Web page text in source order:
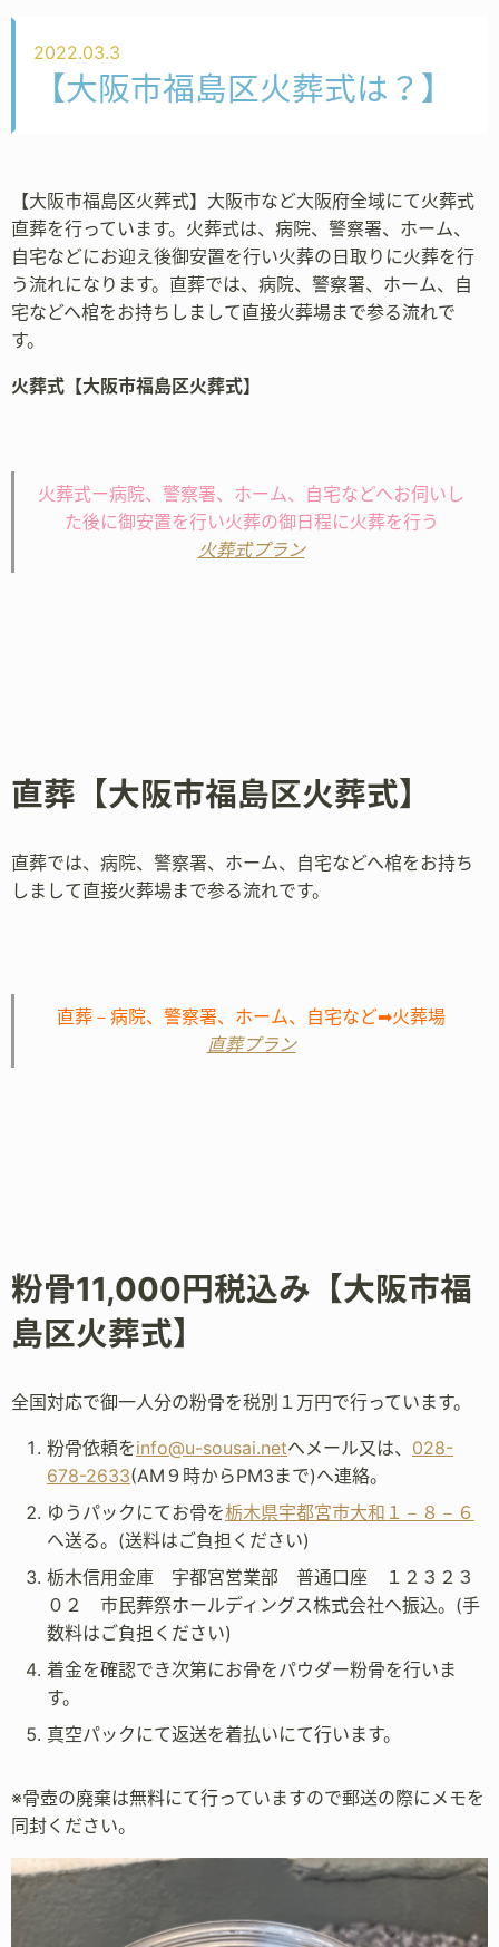
2022.03.3
【大阪市福島区火葬式は？】
【大阪市福島区火葬式】大阪市など大阪府全域にて火葬式
直葬を行っています。火葬式は、病院、警察署、ホーム、
自宅などにお迎え後御安置を行い火葬の日取りに火葬を行
う流れになります。直葬では、病院、警察署、ホーム、自
宅などへ棺をお持ちしまして直接火葬場まで参る流れで
す。
火葬式【大阪市福島区火葬式】
火葬式ー病院、警察署、ホーム、自宅などへお伺いし
た後に御安置を行い火葬の御日程に火葬を行う
火葬式プラン
直葬【大阪市福島区火葬式】
直葬では、病院、警察署、ホーム、自宅などへ棺をお持ち
しまして直接火葬場まで参る流れです。
直葬－病院、警察署、ホーム、自宅など➡火葬場
直葬プラン
粉骨11,000円税込み【大阪市福
島区火葬式】
全国対応で御一人分の粉骨を税別１万円で行っています。
粉骨依頼をinfo@u-sousai.netへメール又は、 028-
678-2633(AM９時からPM3まで)へ連絡。
ゆうパックにてお骨を栃木県宇都宮市大和１－８－６
へ送る。(送料はご負担ください)
栃木信用金庫 宇都宮営業部 普通口座 １２３２３
０２ 市民葬祭ホールディングス株式会社へ振込。(手
数料はご負担ください)
着金を確認でき次第にお骨をパウダー粉骨を行いま
す。
真空パックにて返送を着払いにて行います。
※骨壺の廃棄は無料にて行っていますので郵送の際にメモを
同封ください。